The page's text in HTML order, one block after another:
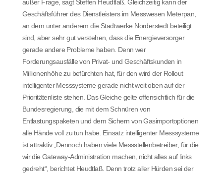
außer Frage, sagt Steffen Heudtlaß. Gleichzeitig kann der
Geschäftsführer des Dienstleisters im Messwesen Meterpan,
an dem unter anderem die Stadtwerke Norderstedt beteiligt
sind, aber sehr gut verstehen, dass die Energieversorger
gerade andere Probleme haben. Denn wer
Forderungsausfälle von Privat- und Geschäftskunden in
Millionenhöhe zu befürchten hat, für den wird der Rollout
intelligenter Messsysteme gerade nicht weit oben auf der
Prioritätenliste stehen. Das Gleiche gelte offensichtlich für die
Bundesregierung, die mit dem Schnüren von
Entlastungspaketen und dem Sichern von Gasimportoptionen
alle Hände voll zu tun habe. Einsatz intelligenter Messsysteme
ist attraktiv „Dennoch haben viele Messstellenbetreiber, für die
wir die Gateway-Administration machen, nicht alles auf links
gedreht“, berichtet Heudtlaß. Denn trotz aller Hürden sei der